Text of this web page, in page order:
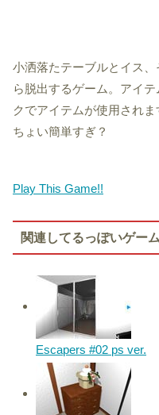
小洒落たテーブルとイス
ら脱出するゲーム。アイ
クでアイテムが使用され
ちょい簡単すぎ？
Play This Game!!
関連してるっぽいゲーム
Escapers #02 ps ver.